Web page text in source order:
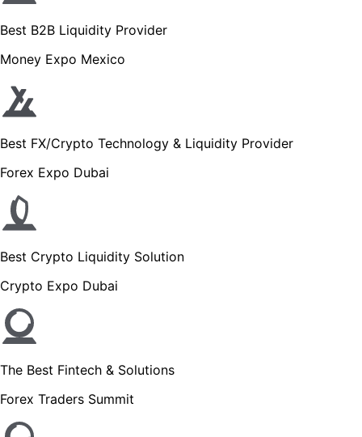
Best B2B Liquidity Provider
Money Expo Mexico
Best FX/Crypto Technology & Liquidity Provider
Forex Expo Dubai
Best Crypto Liquidity Solution
Crypto Expo Dubai
The Best Fintech & Solutions
Forex Traders Summit